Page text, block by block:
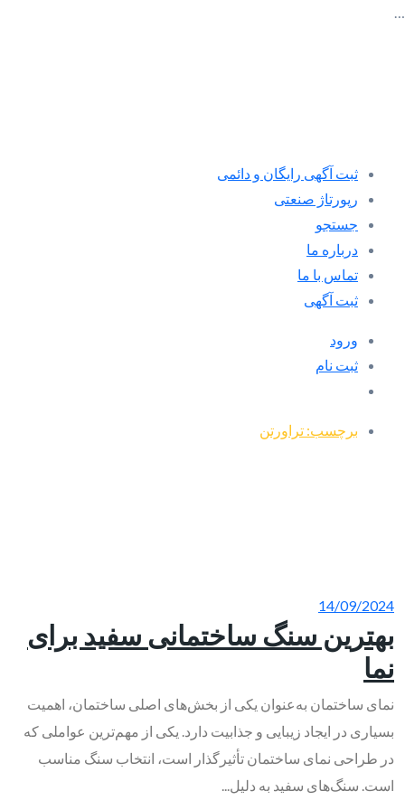
…
ثبت آگهی رایگان و دائمی
رپورتاژ صنعتی
جستجو
درباره ما
تماس با ما
ثبت آگهی
ورود
ثبت نام
برچسب: تراورتن
14/09/2024
بهترین سنگ ساختمانی سفید برای
نما
نمای ساختمان به‌عنوان یکی از بخش‌های اصلی ساختمان، اهمیت
بسیاری در ایجاد زیبایی و جذابیت دارد. یکی از مهم‌ترین عواملی که
در طراحی نمای ساختمان تأثیرگذار است، انتخاب سنگ مناسب
است. سنگ‌های سفید به دلیل...